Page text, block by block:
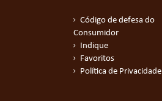
Código de defesa do
Consumidor
Indique
Favoritos
Política de Privacidade